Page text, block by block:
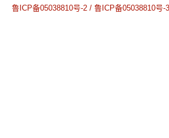
鲁ICP备05038810号-2 / 鲁ICP备05038810号-